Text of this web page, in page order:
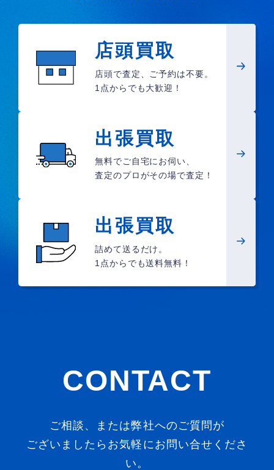
店頭買取
店頭で査定、ご予約は不要。
1点からでも大歓迎！
出張買取
無料でご自宅にお伺い、
査定のプロがその場で査定！
出張買取
詰めて送るだけ。
1点からでも送料無料！
CONTACT
ご相談、または弊社へのご質問が
ございましたらお気軽にお問い合せくださ
い。